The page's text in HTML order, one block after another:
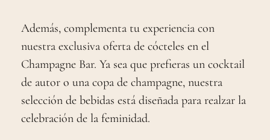
Además, complementa tu experiencia con
nuestra exclusiva oferta de cócteles en el
Champagne Bar. Ya sea que prefieras un cocktail
de autor o una copa de champagne, nuestra
selección de bebidas está diseñada para realzar la
celebración de la feminidad.